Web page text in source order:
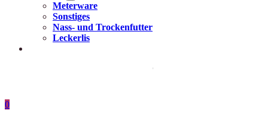
Meterware
Sonstiges
Nass- und Trockenfutter
Leckerlis
0